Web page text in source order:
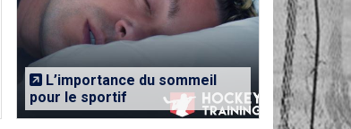
L’importance du sommeil
pour le sportif